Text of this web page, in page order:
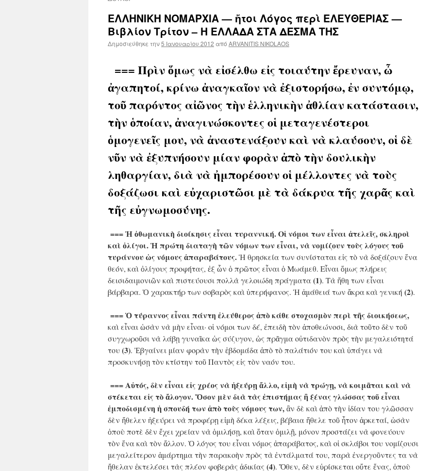
ΕΛΛΗΝΙΚΗ ΝΟΜΑΡΧΙΑ — ἤτοι Λόγος περὶ ΕΛΕΥΘΕΡΙΑΣ —
Βιβλίον Τρίτον – Η ΕΛΛΑΔΑ ΣΤΑ ΔΕΣΜΑ ΤΗΣ
Δημοσιεύθηκε την5 Ιανουαρίου 2012 από ARVANITIS NIKOLAOS
=== Πρὶν ὅμως νὰ εἰσέλθω εἰς τοιαύτην ἔρευναν, ὦ
ἀγαπητοί, κρίνω ἀναγκαῖον νὰ ἐξιστορήσω, ἐν συντόμῳ,
τοῦ παρόντος αἰῶνος τὴν ἑλληνικὴν ἀθλίαν κατάστασιν,
τὴν ὁποίαν, ἀναγινώσκοντες οἱ μεταγενέστεροι
ὁμογενεῖς μου, νὰ ἀναστενάξουν καὶ νὰ κλαύσουν, οἱ δὲ
νῦν νὰ ἐξυπνήσουν μίαν φορὰν ἀπὸ τὴν δουλικὴν
ληθαργίαν, διὰ νὰ ἠμπορέσουν οἱ μέλλοντες νὰ τοὺς
δοξάζωσι καὶ εὐχαριστῶσι μὲ τὰ δάκρυα τῆς χαρᾶς καὶ
τῆς εὐγνωμοσύνης.
=== Ἡ ὀθωμανικὴ διοίκησις εἶναι τυραννική. Οἱ νόμοι των εἶναι ἀτελεῖς, σκληροὶ
καὶ ὀλίγοι. Ἡ πρώτη διαταγὴ τῶν νόμων των εἶναι, νὰ νομίζουν τοὺς λόγους τοῦ
τυράννου ὡς νόμους ἀπαραβάτους.Ἡ θρησκεία των συνίσταται εἰς τὸ νὰ δοξάζουν ἕνα
θεόν, καὶ ὀλίγους προφήτας, ἐξ ὧν ὁ πρῶτος εἶναι ὁ Μωάμεθ. Εἶναι ὅμως πλήρεις
δεισιδαιμονιῶν καὶ πιστεύουσι πολλὰ γελοιώδη πράγματα(1). Τὰ ἤθη των εἶναι
βάρβαρα. Ὁ χαρακτήρ των σοβαρὸς καὶ ὑπερήφανος. Ἡ ἀμάθειά των ἄκρα καὶ γενική (2).
=== Ὁ τύραννος εἶναι πάντη ἐλεύθερος ἀπὸ κάθε στοχασμὸν περὶ τῆς διοικήσεως,
καὶ εἶναι ὡσὰν νὰ μὴν εἶναι· οἱ νόμοι των δέ, ἐπειδὴ τὸν ἀποθεώνοσι, διὰ τοῦτο δὲν τοῦ
συγχωροῦσι νὰ λάβῃ γυναῖκα ὡς σύζυγον, ὡς πρᾶγμα οὐτιδανὸν πρὸς τὴν μεγαλειότητά
του(3). Ἐβγαίνει μίαν φορὰν τὴν ἑβδομάδα ἀπὸ τὸ παλάτιόν του καὶ ὑπάγει νὰ
προσκυνήσῃ τὸν κτίστην τοῦ Παντὸς εἰς τὸν ναόν του.
=== Αὐτός, δὲν εἶναι εἰς χρέος νὰ ἠξεύρῃ ἄλλο, εἰμὴ νὰ τρώγῃ, νὰ κοιμᾶται καὶ νὰ
στέκεται εἰς τὸ ἄλογον. Ὅσον μὲν διὰ τὰς ἐπιστήμας ἢ ξένας γλώσσας τοῦ εἶναι
ἐμποδισμένη ἡ σπουδή των ἀπὸ τοὺς νόμους των,ἂν δὲ καὶ ἀπὸ τὴν ἰδίαν του γλῶσσαν
δὲν ἤθελεν ἠξεύρει νὰ προφέρῃ εἰμὴ δέκα λέξεις, βέβαια ἤθελε τοῦ ἦτον ἀρκεταί, ὡσὰν
ὁποὺ ποτὲ δὲν ἔχει χρείαν νὰ ὁμιλήσῃ, καὶ ὅταν ὁμιλῇ, μόνον προστάζει νὰ φονεύουν
τὸν ἕνα καὶ τὸν ἄλλον. Ὁ λόγος του εἶναι νόμος ἀπαράβατος, καὶ οἱ σκλάβοι του νομίζουσι
μεγαλείτερον ἁμάρτημα τὴν παρακοὴν πρὸς τὰ ἐντάλματά του, παρὰ ἐνεργοῦντες τα νὰ
ἤθελαν ἐκτελέσει τὰς πλέον φοβερὰς ἀδικίας (4). Ὅθεν, δὲν εὑρίσκεται οὔτε ἕνας, ὁποὺ